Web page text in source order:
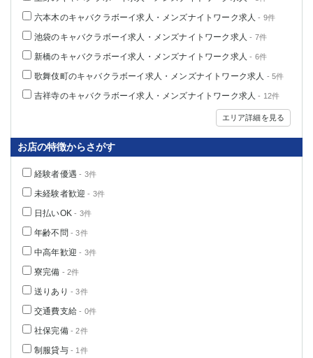
六本木のキャバクラボーイ求人・メンズナイトワーク求人 - 9件
池袋のキャバクラボーイ求人・メンズナイトワーク求人 - 7件
新橋のキャバクラボーイ求人・メンズナイトワーク求人 - 6件
歌舞伎町のキャバクラボーイ求人・メンズナイトワーク求人 - 5件
吉祥寺のキャバクラボーイ求人・メンズナイトワーク求人 - 12件
エリア詳細を見る
お店の特徴からさがす
経験者優遇 - 3件
未経験者歓迎 - 3件
日払いOK - 3件
年齢不問 - 3件
中高年歓迎 - 3件
寮完備 - 2件
送りあり - 3件
交通費支給 - 0件
社保完備- 2件
制服貸与- 1件